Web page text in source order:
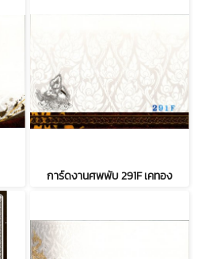
การ์ดงานศพพับ 291F เคทอง